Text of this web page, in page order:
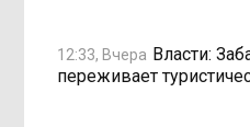
12:33, Вчера Власти:
переживает